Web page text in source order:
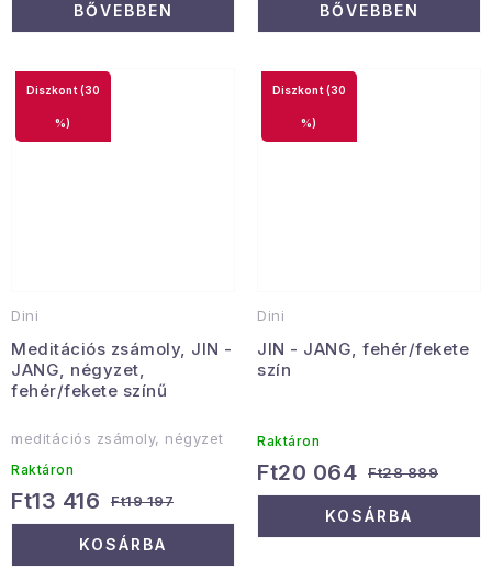
BŐVEBBEN BŐVEBBEN
Dini
Meditációs zsámoly, JIN -
JANG, négyzet,
fehér/fekete színű
(30
%)
meditációs zsámoly, négyzet
Raktáron
Ft13 416 Ft19 197
KOSÁRBA
Dini
JIN - JANG, fehér/fekete
szín
(30
%)
Raktáron
Ft20 064 Ft28 889
KOSÁRBA